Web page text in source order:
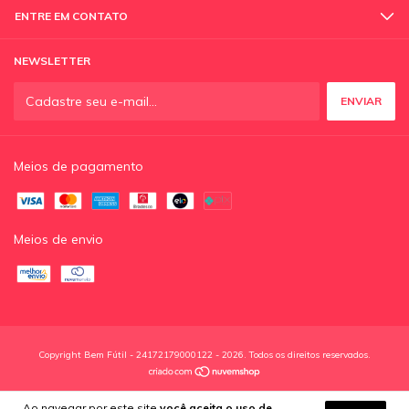
ENTRE EM CONTATO
NEWSLETTER
Meios de pagamento
Meios de envio
Copyright Bem Fútil - 24172179000122 - 2026. Todos os direitos reservados.